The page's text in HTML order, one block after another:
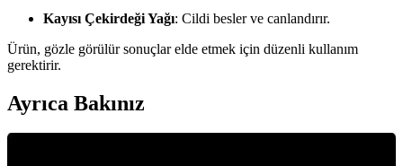
Kayısı Çekirdeği Yağı: Cildi besler ve canlandırır.
Ürün, gözle görülür sonuçlar elde etmek için düzenli kullanım
gerektirir.
Ayrıca Bakınız